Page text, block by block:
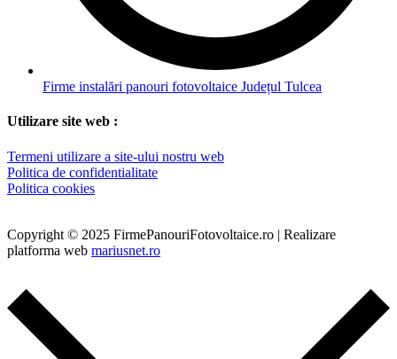
Firme instalări panouri fotovoltaice Județul Tulcea
Utilizare site web :
Termeni utilizare a site-ului nostru web
Politica de confidentialitate
Politica cookies
Copyright © 2025 FirmePanouriFotovoltaice.ro | Realizare
platforma web mariusnet.ro